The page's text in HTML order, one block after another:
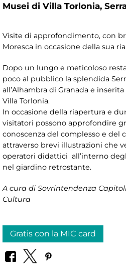
Musei di Villa Torlonia,
Visite di approfondimento, con
Moresca in occasione della sua
Dopo un lungo e meticoloso
poco al pubblico la splendida
all’Alhambra di Granada e
Villa Torlonia.
In occasione della riapertura e
visitatori possono approfondire
conoscenza del complesso e del
attraverso brevi illustrazioni che
operatori didattici all’interno
nel giardino retrostante.
A cura di Sovrintendenza
Cultura
Gratis con la MIC card